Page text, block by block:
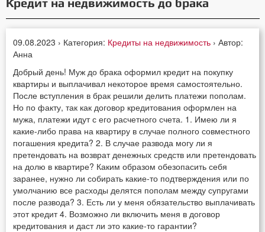
09.08.2023 › Категория: Кредиты на недвижимость › Автор:
Анна
Добрый день! Муж до брака оформил кредит на покупку
квартиры и выплачивал некоторое время самостоятельно.
После вступления в брак решили делить платежи пополам.
Но по факту, так как договор кредитования оформлен на
мужа, платежи идут с его расчетного счета. 1. Имею ли я
какие-либо права на квартиру в случае полного совместного
погашения кредита? 2. В случае развода могу ли я
претендовать на возврат денежных средств или претендовать
на долю в квартире? Каким образом обезопасить себя
заранее, нужно ли собирать какие-то подтверждения или по
умолчанию все расходы делятся пополам между супругами
после развода? 3. Есть ли у меня обязательство выплачивать
этот кредит 4. Возможно ли включить меня в договор
кредитования и даст ли это какие-то гарантии?